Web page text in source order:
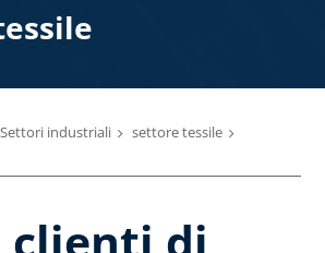
Settori industriali
settore tessile
clienti di